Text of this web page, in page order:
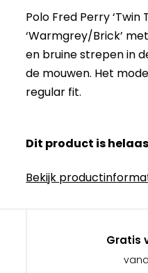
Polo Fred Perry ‘Twin
‘Warmgrey/Brick’
en bruine strepen in
de mouwen. Het
regular fit.
Dit product is
Bekijk
Gratis